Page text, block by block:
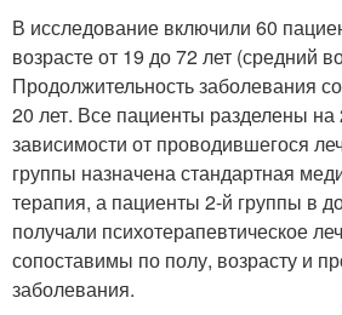
В исследование включили 60
возрасте от 19 до 72 лет (средний
Продолжительность заболевания
20 лет. Все пациенты разделены
зависимости от проводившегося
группы назначена стандартная
терапия, а пациенты 2-й группы в
получали психотерапевтическое
сопоставимы по полу, возрасту и
заболевания.